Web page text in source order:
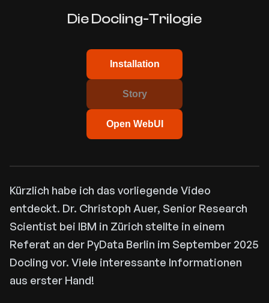
Die Docling-Trilogie
Installation
Story
Open WebUI
Kürzlich habe ich das vorliegende Video
entdeckt. Dr. Christoph Auer, Senior Research
Scientist bei IBM in Zürich stellte in einem
Referat an der PyData Berlin im September 2025
Docling vor. Viele interessante Informationen
aus erster Hand!